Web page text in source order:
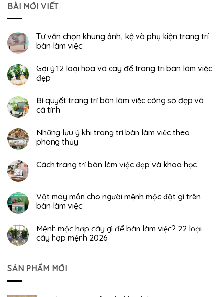
BÀI MỚI VIẾT
Tư vấn chọn khung ảnh, kệ và phụ kiện trang trí
bàn làm việc
Gợi ý 12 loại hoa và cây để trang trí bàn làm việc
đẹp
Bí quyết trang trí bàn làm việc công sở đẹp và
cá tính
Những lưu ý khi trang trí bàn làm việc theo
phong thủy
Cách trang trí bàn làm việc đẹp và khoa học
Vật may mắn cho người mệnh mộc đặt gì trên
bàn làm việc
Mệnh mộc hợp cây gì để bàn làm việc? 22 loại
cây hợp mệnh 2026
SẢN PHẨM MỚI